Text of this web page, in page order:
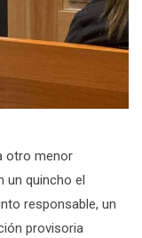
otro menor
un quincho el
responsable, un
provisoria